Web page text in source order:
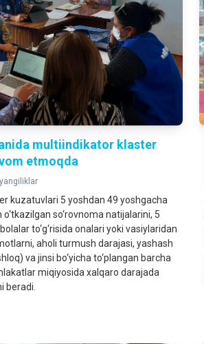
multiindikator klaster
etmoqda
kuzatuvlari 5 yoshdan 49 yoshgacha
o‘tkazilgan so‘rovnoma natijalarini, 5
to‘g‘risida onalari yoki vasiylaridan
aholi turmush darajasi, yashash
va jinsi bo‘yicha to‘plangan barcha
miqiyosida xalqaro darajada
beradi.